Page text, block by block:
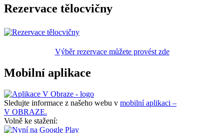
Rezervace tělocvičny
Výběr rezervace můžete provést zde
Mobilní aplikace
Sledujte informace z našeho webu v mobilní aplikaci –
V OBRAZE.
Volně ke stažení: